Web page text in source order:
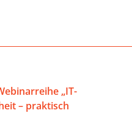
„IT-
– praktisch